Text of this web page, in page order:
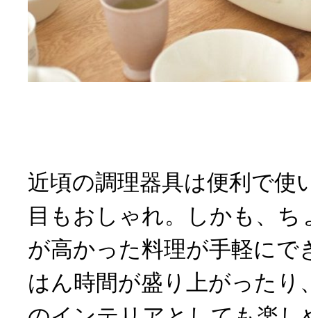
近頃の調理器具は便利で使
目もおしゃれ。しかも、
が高かった料理が手軽にで
はん時間が盛り上がったり